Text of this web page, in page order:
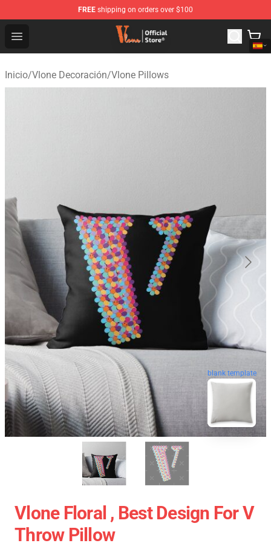
FREE shipping on orders over $100
Open menu
Vlone Shop - Official Vlone Merchandise Store
Inicio/Vlone Decoración/Vlone Pillows
blank template
Vlone Floral , Best Design For V
Throw Pillow